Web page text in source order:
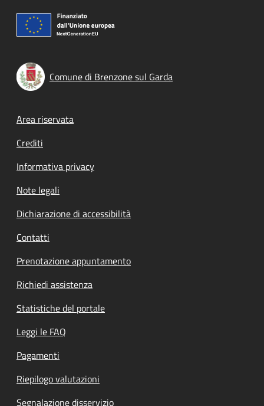
Comune di Brenzone sul Garda
Footer menu
Area riservata
Crediti
Informativa privacy
Note legali
Dichiarazione di accessibilità
Contatti
Prenotazione appuntamento
Richiedi assistenza
Statistiche del portale
Leggi le FAQ
Pagamenti
Riepilogo valutazioni
Segnalazione disservizio